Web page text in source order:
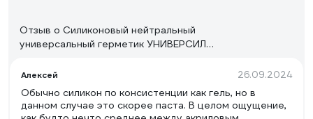
Отзыв о Силиконовый нейтральный
универсальный герметик УНИВЕРСИЛ
Алексей 26.09.2024
Обычно силикон по консистенции как гель, но в
данном случае это скорее паста. В целом ощущение,